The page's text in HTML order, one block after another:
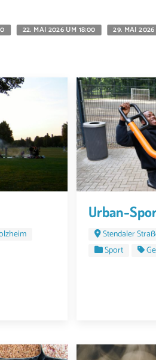
22. MAI 2026 UM 18:00 29. MAI
Urban-
Stendaler
Sport